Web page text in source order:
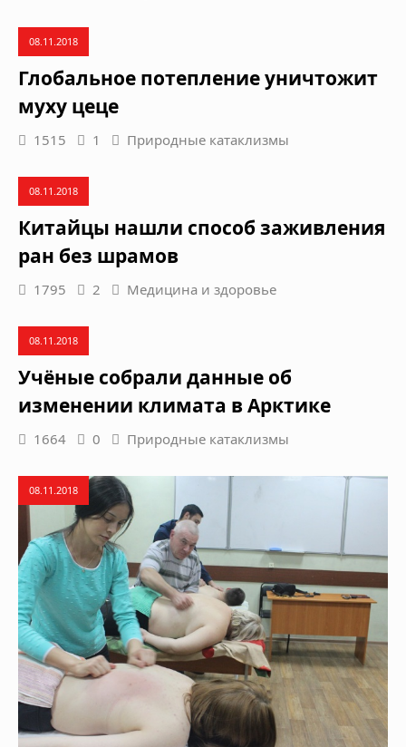
08.11.2018
Глобальное потепление уничтожит
муху цеце
1515 1 Природные катаклизмы
08.11.2018
Китайцы нашли способ заживления
ран без шрамов
1795 2 Медицина и здоровье
08.11.2018
Учёные собрали данные об
изменении климата в Арктике
1664 0 Природные катаклизмы
08.11.2018